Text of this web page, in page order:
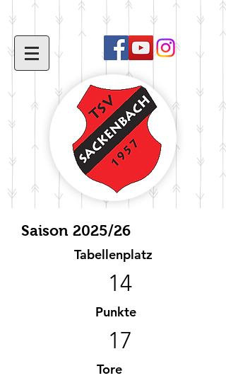
Saison 2025/26
Tabellenplatz
14
Punkte
17
Tore